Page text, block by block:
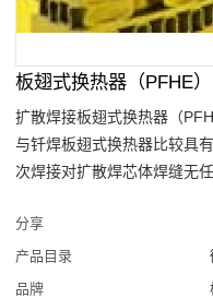
板翅式换热器（PFHE）
扩散焊接板翅式换热器（
与钎焊板翅式换热器比较具
次焊接对扩散焊芯体焊缝无
分享
产品目录
品牌